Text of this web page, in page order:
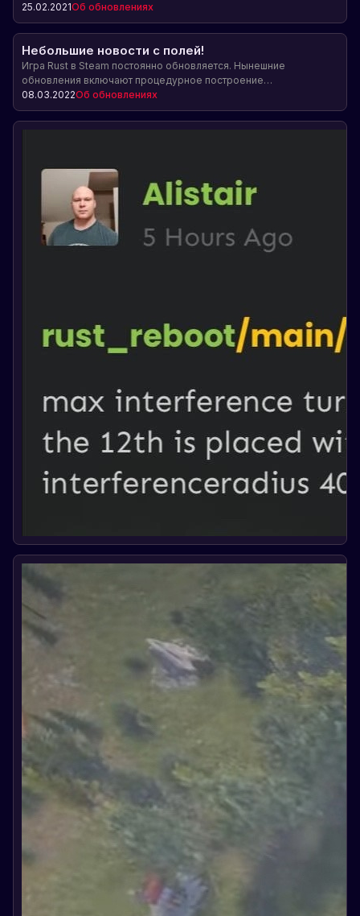
находить ценные предметы по пути.
25.02.2021Об обновлениях
Небольшие новости с полей!
Игра Rust в Steam постоянно обновляется. Нынешние
обновления включают процедурное построение
железнодорожных путей, улучшенную постобработку и
сглаживание кольцевых дорог, исправление багов, новые звуки,
настройку состояния игрока при переходе сервера на сервер,
пользовательского интерфейса.
08.03.2022Об обновлениях